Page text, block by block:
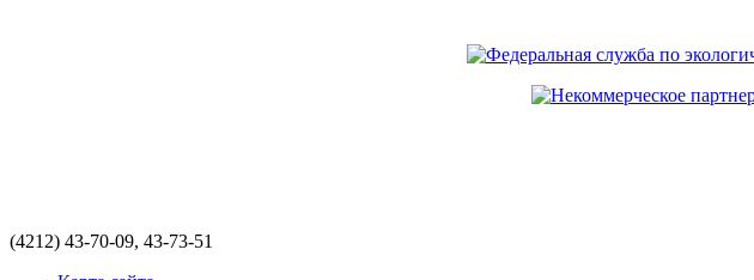
(4212) 43-70-09, 43-73-51